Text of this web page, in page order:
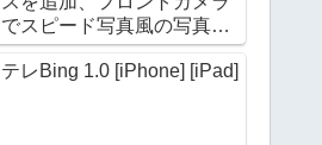
でスピード写真風の写真を
撮影できる
テレBing 1.0 [iPhone] [iPad]